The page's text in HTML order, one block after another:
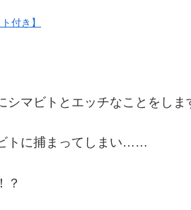
付き】
マビトとエッチなことをしま
トに捕まってしまい……
？